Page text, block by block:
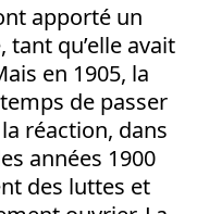
apporté un
qu’elle avait
en 1905, la
de passer
réaction, dans
années 1900
des luttes et